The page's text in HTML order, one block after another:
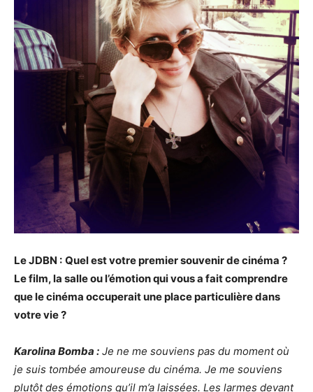
Le JDBN : Quel est votre premier souvenir de cinéma ?
Le film, la salle ou l’émotion qui vous a fait comprendre
que le cinéma occuperait une place particulière dans
votre vie ?
Karolina Bomba : Je ne me souviens pas du moment où
je suis tombée amoureuse du cinéma. Je me souviens
plutôt des émotions qu’il m’a laissées. Les larmes devant